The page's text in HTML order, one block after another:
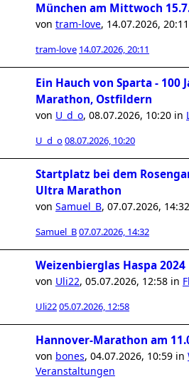
München am Mittwoch
von tram-love, 14.07.2026, 20:11
tram-love 14.07.2026, 20:11
Ein Hauch von Sparta - 100
Marathon, Ostfildern
von U_d_o, 08.07.2026, 10:20 in
U_d_o08.07.2026, 10:20
Startplatz bei dem
Ultra Marathon
von Samuel_B, 07.07.2026, 14:32
Samuel_B07.07.2026, 14:32
Weizenbierglas Haspa 2024
von Uli22, 05.07.2026, 12:58 in
Uli2205.07.2026, 12:58
Hannover-Marathon am
von bones, 04.07.2026, 10:59 in
Veranstaltungen